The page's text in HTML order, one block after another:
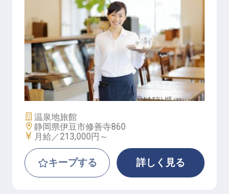
レストランサービス
施設業態
温泉地旅館
勤務地
静岡県伊豆市修善寺860
給与
月給／213,000円～
キープする 詳しく見る